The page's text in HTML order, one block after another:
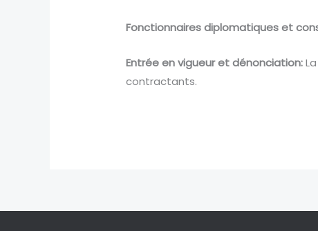
Fonctionnaires diplomatiques et
Entrée en vigueur et dénonciation:
contractants.